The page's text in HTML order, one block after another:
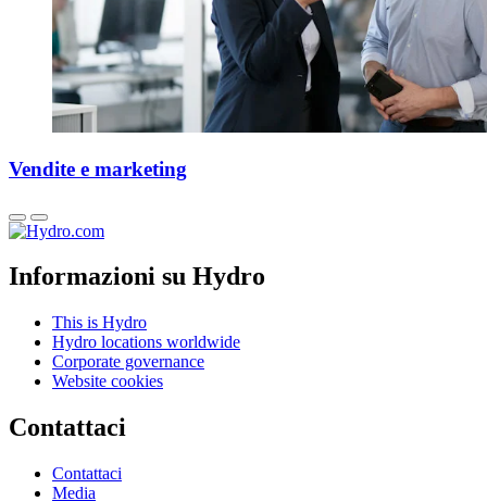
Vendite e marketing
Informazioni su Hydro
This is Hydro
Hydro locations worldwide
Corporate governance
Website cookies
Contattaci
Contattaci
Media